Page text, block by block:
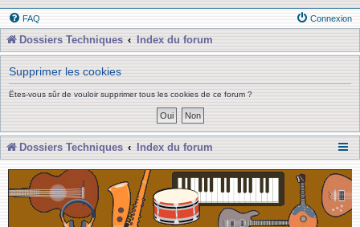
FAQ Connexion
Dossiers Techniques Index du forum
Supprimer les cookies
Êtes-vous sûr de vouloir supprimer tous les cookies de ce forum ?
Dossiers Techniques Index du forum